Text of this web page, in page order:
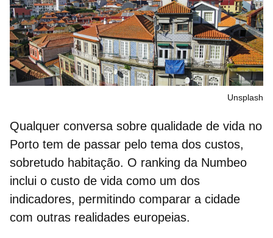
Unsplash
Qualquer conversa sobre qualidade de vida no
Porto tem de passar pelo tema dos custos,
sobretudo habitação. O ranking da Numbeo
inclui o custo de vida como um dos
indicadores, permitindo comparar a cidade
com outras realidades europeias.